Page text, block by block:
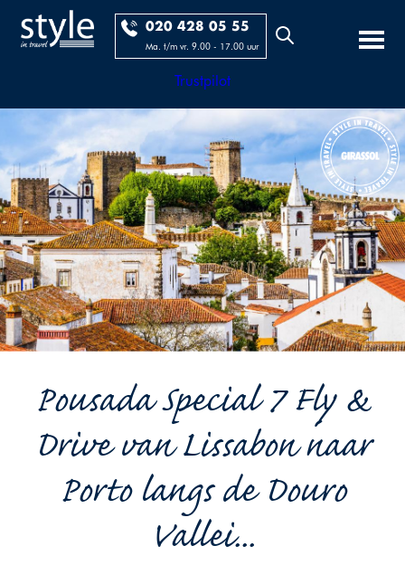
020 428 05 55
Ma. t/m vr. 9.00 - 17.00 uur
Trustpilot
Pousada Special 7 Fly &
Drive van Lissabon naar
Porto langs de Douro
Vallei...